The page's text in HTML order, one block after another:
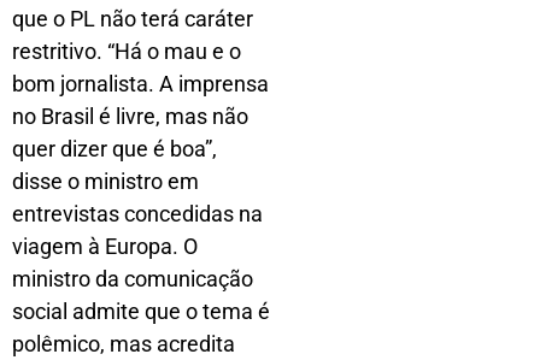
que o PL não terá caráter
restritivo. “Há o mau e o
bom jornalista. A imprensa
no Brasil é livre, mas não
quer dizer que é boa”,
disse o ministro em
entrevistas concedidas na
viagem à Europa. O
ministro da comunicação
social admite que o tema é
polêmico, mas acredita